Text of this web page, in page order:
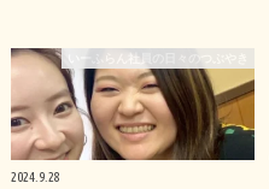
いーふらん社員の日々のつぶやき
2024.9.28